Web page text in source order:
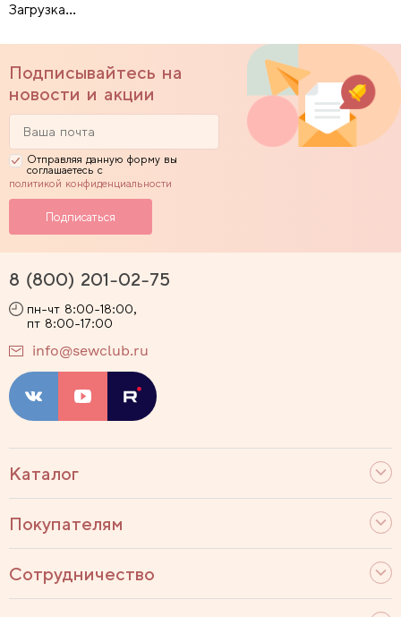
Загрузка...
Подписывайтесь на
новости и акции
Отправляя данную форму вы
соглашаетесь с
политикой конфиденциальности
Каталог
Покупателям
Сотрудничество
8 (800) 201-02-75
пн-чт 8:00-18:00,
пт 8:00-17:00
info@sewclub.ru